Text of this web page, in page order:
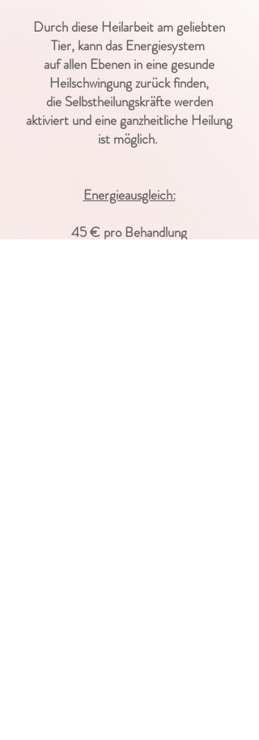
Durch diese Heilarbeit am geliebten
Tier, kann das Energiesystem
auf allen Ebenen in eine gesunde
Heilschwingung zurück finden,
die Selbstheilungskräfte werden
aktiviert und eine ganzheitliche Heilung
ist möglich.
Energieausgleich:
45 € pro Behandlung